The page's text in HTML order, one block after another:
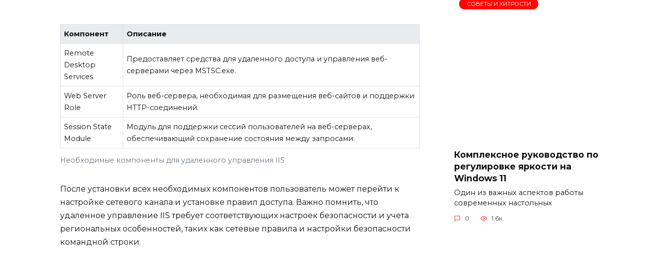
Необходимые компоненты для удаленного управления IIS
Компонент Описание
Remote
Desktop
Services
Предоставляет средства для удаленного доступа и управления веб-
серверами через MSTSC.exe.
Web Server
Role
Роль веб-сервера, необходимая для размещения веб-сайтов и поддержки
HTTP-соединений.
Session State
Module
Модуль для поддержки сессий пользователей на веб-серверах,
обеспечивающий сохранение состояния между запросами.
После установки всех необходимых компонентов пользователь может перейти к
настройке сетевого канала и установке правил доступа. Важно помнить, что
удаленное управление IIS требует соответствующих настроек безопасности и учета
региональных особенностей, таких как сетевые правила и настройки безопасности
командной строки.
СОВЕТЫ И ХИТРОСТИ
Комплексное руководство по
регулировке яркости на
Windows 11
Один из важных аспектов работы
современных настольных
0 1.6к.